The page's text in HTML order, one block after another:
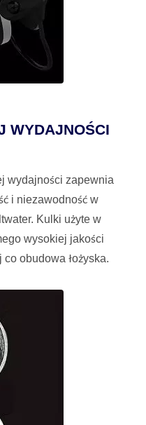
WYDAJNOŚCI
wydajności zapewnia
i niezawodność w
Kulki użyte w
wysokiej jakości
obudowa łożyska.